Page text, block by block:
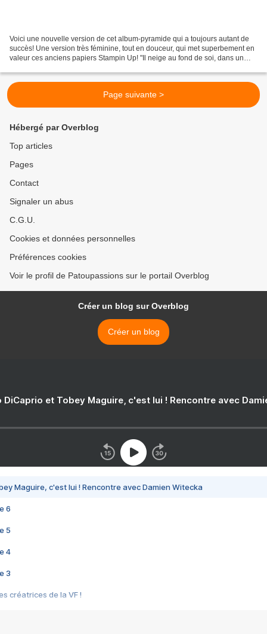
Voici une nouvelle version de cet album-pyramide qui a toujours autant de
succès! Une version très féminine, tout en douceur, qui met superbement en
valeur ces anciens papiers Stampin Up! "Il neige au fond de soi, dans un
Page suivante >
Hébergé par Overblog
Top articles
Pages
Contact
Signaler un abus
C.G.U.
Cookies et données personnelles
Préférences cookies
Voir le profil de Patoupassions sur le portail Overblog
Créer un blog sur Overblog
Créer un blog
DiCaprio et Tobey Maguire, c'est lui ! Rencontre avec
Maguire, c'est lui ! Rencontre avec Damien Witecka
6
5
4
3
créatrices de la VF !